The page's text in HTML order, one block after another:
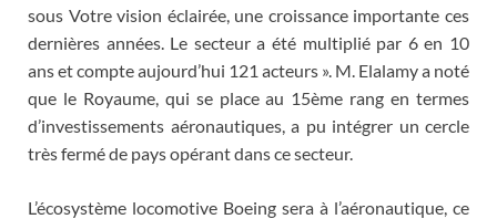
sous Votre vision éclairée, une croissance importante ces
dernières années. Le secteur a été multiplié par 6 en 10
ans et compte aujourd’hui 121 acteurs ». M. Elalamy a noté
que le Royaume, qui se place au 15ème rang en termes
d’investissements aéronautiques, a pu intégrer un cercle
très fermé de pays opérant dans ce secteur.
L’écosystème locomotive Boeing sera à l’aéronautique, ce